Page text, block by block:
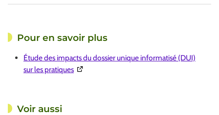
Pour en savoir plus
Étude des impacts du dossier unique informatisé (DUI)
sur les pratiques(Ouverture dans une nouvelle fenêtre)
Voir aussi